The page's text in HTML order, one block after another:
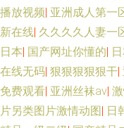
播放视频| 亚洲成人第一
新在线| 久久久久人妻一
日本| 国产网址你懂的|
在线无码| 狠狠狠狠狠干|
免费观看| 亚洲丝袜av|
片另类图片激情动图| 日